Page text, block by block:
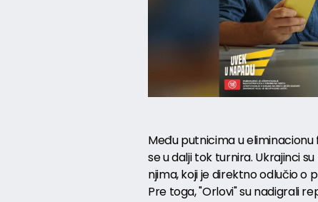
Među putnicima u eliminacionu
se u dalji tok turnira. Ukrajinci
njima, koji je direktno odlučio o
Pre toga, "Orlovi" su nadigrali